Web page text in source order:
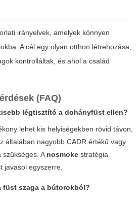
irányelvek, amelyek könnyen
A cél egy olyan otthon létrehozása,
kontrolláltak, és ahol a család
(FAQ)
légtisztító a dohányfüst ellen?
lehet kis helyiségekben rövid távon,
általában nagyobb CADR értékű vagy
szükséges. A nosmoke stratégia
javasol egyszerre.
füst szaga a bútorokból?